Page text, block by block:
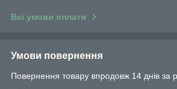
Всі умови оплати
Умови повернення
Повернення товару впродовж 14 днів за